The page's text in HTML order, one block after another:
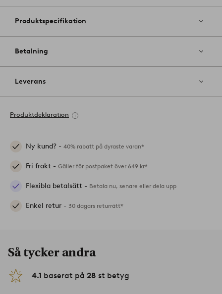
Produktspecifikation
Betalning
Leverans
Produktdeklaration
Ny kund? - 40% rabatt på dyraste varan*
Fri frakt - Gäller för postpaket över 649 kr*
Flexibla betalsätt - Betala nu, senare eller dela upp
Enkel retur - 30 dagars returrätt*
Så tycker andra
4.1 baserat på 28 st betyg